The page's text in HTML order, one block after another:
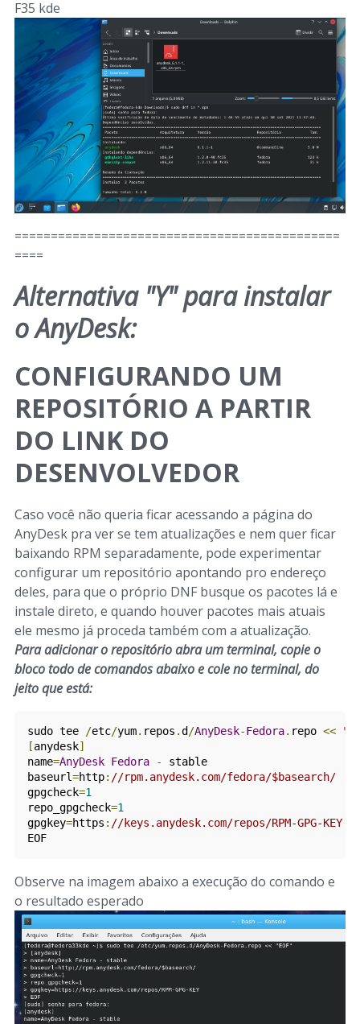
F35 kde
=============================================
====
Alternativa "Y" para instalar
o AnyDesk:
CONFIGURANDO UM
REPOSITÓRIO A PARTIR
DO LINK DO
DESENVOLVEDOR
Caso você não queria ficar acessando a página do
AnyDesk pra ver se tem atualizações e nem quer ficar
baixando RPM separadamente, pode experimentar
configurar um repositório apontando pro endereço
deles, para que o próprio DNF busque os pacotes lá e
instale direto, e quando houver pacotes mais atuais
ele mesmo já proceda também com a atualização.
Para adicionar o repositório abra um terminal, copie o
bloco todo de comandos abaixo e cole no terminal, do
jeito que está:
sudo tee /etc/yum. repos .d /AnyDesk-Fedora. repo <<
[anydesk]
name=AnyDesk Fedora -
stable
baseurl=http: //rpm.anydesk.com/fedora/$basearch/
gpgcheck=1
repo_gpgcheck=1
gpgkey=https : //keys.anydesk.com/repos/RPM-GPG-KEY
EOF
Observe na imagem abaixo a execução do comando e
o resultado esperado